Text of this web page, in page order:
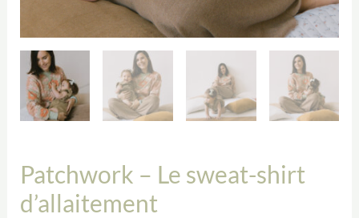
Patchwork – Le sweat-shirt
d’allaitement